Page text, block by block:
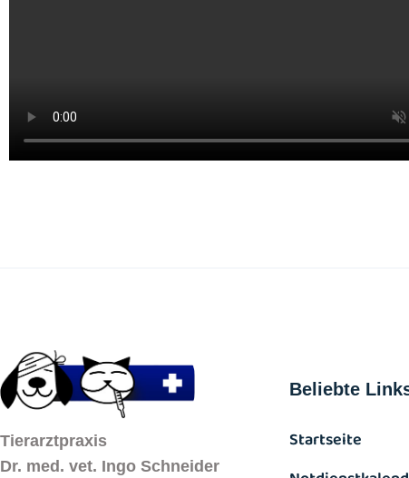
Tierarztpraxis
Dr. med. vet. Ingo Schneider
Beliebte
Startseite